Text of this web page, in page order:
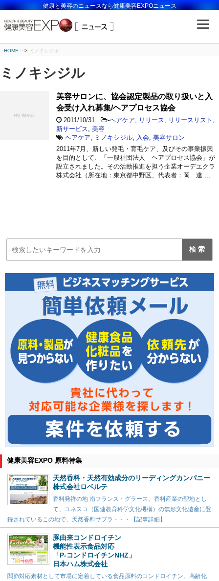
健康と美容のニュースなら健康美容EXPOニュース
HOME > ミノキシジル
ミノキシジル
美容サロンに、協会認定製品の取り扱いと入
会受け入れ募集/ヘアプロセス協会
2011/10/31 -ヘアケア リリース リリースリスト
新サービス
美容
ヘアケア
ミノキシジル 入会 美容サロン
2011年7月、新しい発毛・育毛ケア、及びその事業振興
を目的として、「一般社団法人 ヘアプロセス協会」が
設立されました。その活動推進を担う企業オーデエクラ
株式会社（所在地：東京都中野区、代表者：岡 達 …
健康美容EXPO 原料特集
天然香料・天然有効成分のリーディングカンパニー
株式会社ロベルテ
香料発祥の地 南フランス・グラース。香料産業の聖地とし
て、ユネスコ（国連教育科学文化機構）の無形文化遺産に登
録されているこの地で、天然香料サプラ・・・【記事詳細】
豚由来コンドロイチン
機能性表示食品対応
「P-コンドロイチンNHZ」
日本ハム株式会社
関節対応素材として市場に定着している食品原料のコンドロイチン。高齢化